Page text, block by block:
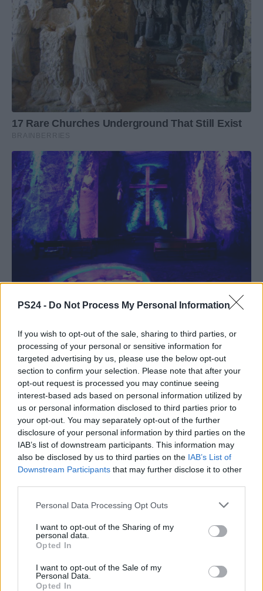
PS24 - Do Not Process My Personal Information
If you wish to opt-out of the sale, sharing to third parties, or
processing of your personal or sensitive information for
targeted advertising by us, please use the below opt-out
section to confirm your selection. Please note that after your
opt-out request is processed you may continue seeing
interest-based ads based on personal information utilized by
us or personal information disclosed to third parties prior to
your opt-out. You may separately opt-out of the further
disclosure of your personal information by third parties on the
IAB’s list of downstream participants. This information may
also be disclosed by us to third parties on the IAB’s List of
Downstream Participants that may further disclose it to other
Personal Data Processing Opt Outs
I want to opt-out of the Sharing of my
personal data.
Opted In
I want to opt-out of the Sale of my
Personal Data.
Opted In